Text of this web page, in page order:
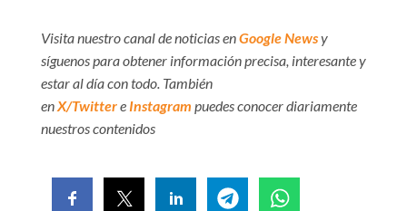
Visita nuestro canal de noticias enGoogle Newsy
síguenos para obtener información precisa, interesante y
estar al día con todo. También
enX/Twittere Instagram puedes conocer diariamente
nuestros contenidos